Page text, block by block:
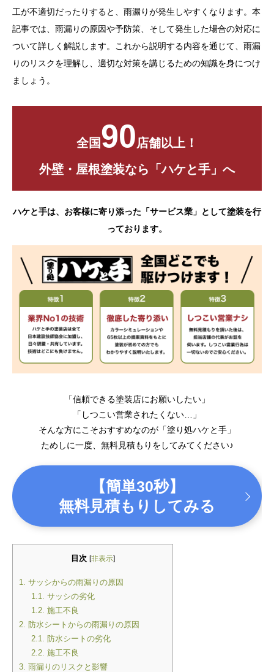
工が不適切だったりすると、雨漏りが発生しやすくなります。本
記事では、雨漏りの原因や予防策、そして発生した場合の対応に
ついて詳しく解説します。これから説明する内容を通じて、雨漏
りのリスクを理解し、適切な対策を講じるための知識を身につけ
ましょう。
全国90店舗以上！
外壁・屋根塗装なら「ハケと手」へ
ハケと手は、お客様に寄り添った「サービス業」として塗装を行
っております。
「信頼できる塗装店にお願いしたい」
「しつこい営業されたくない…」
そんな方にこそおすすめなのが「塗り処ハケと手」
ためしに一度、無料見積もりをしてみてください♪
【簡単30秒】
無料見積もりしてみる
目次 [非表示]
1.
サッシからの雨漏りの原因
1.1.
サッシの劣化
1.2. 施工不良
2. 防水シートからの雨漏りの原因
2.1.
防水シートの劣化
2.2. 施工不良
3. 雨漏りのリスクと影響